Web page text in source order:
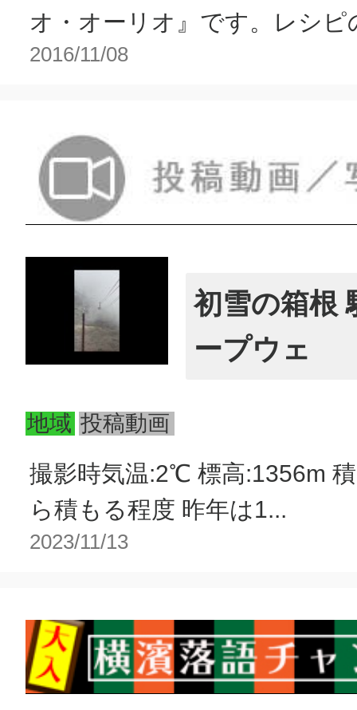
オ・オーリオ』です。レシピ
2016/11/08
初雪の箱根
ープウェ
地域 投稿動画
撮影時気温:2℃ 標高:1356m
ら積もる程度 昨年は1...
2023/11/13